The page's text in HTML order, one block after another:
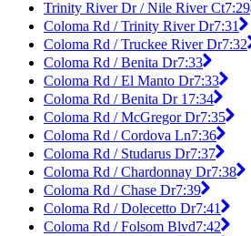
Trinity River Dr / Nile River Ct7:29
Coloma Rd / Trinity River Dr7:31
Coloma Rd / Truckee River Dr7:32
Coloma Rd / Benita Dr7:33
Coloma Rd / El Manto Dr7:33
Coloma Rd / Benita Dr 1 7:34
Coloma Rd / McGregor Dr7:35
Coloma Rd / Cordova Ln7:36
Coloma Rd / Studarus Dr7:37
Coloma Rd / Chardonnay Dr7:38
Coloma Rd / Chase Dr7:39
Coloma Rd / Dolecetto Dr7:41
Coloma Rd / Folsom Blvd7:42